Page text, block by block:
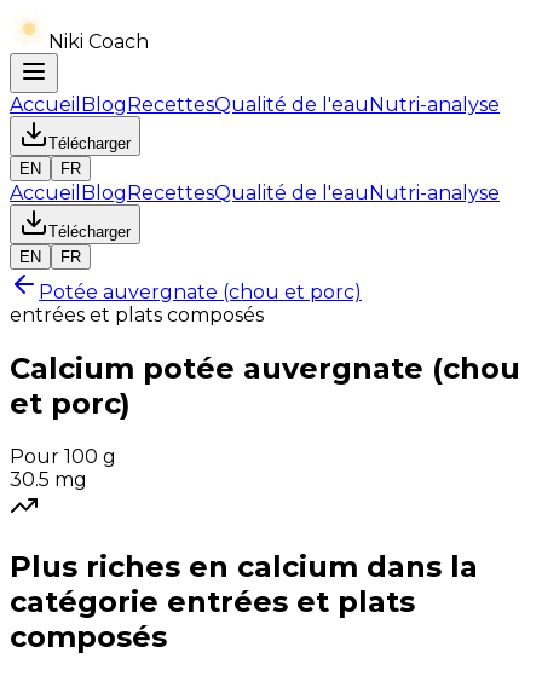
Niki Coach
Accueil BlogRecettesQualité de l'eauNutri-analyse
Télécharger
EN
FR
Accueil BlogRecettesQualité de l'eauNutri-analyse
Télécharger
EN
FR
Potée auvergnate (chou et porc)
entrées et plats composés
Calcium potée auvergnate (chou
et porc)
Pour 100 g
30.5 mg
Plus riches en calcium dans la
catégorie entrées et plats
composés